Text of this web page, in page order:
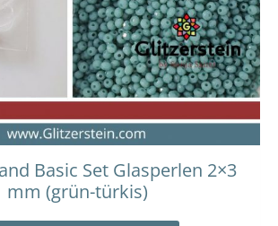
Basic Set Glasperlen 2×3
mm (grün-türkis)
Die
Optionen
können
auf
der
werden